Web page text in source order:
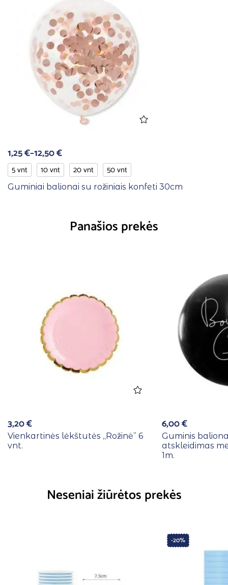
1,25€–12,50€
5 vnt 10 vnt 20 vnt 50 vnt
Guminiai balionai su rožiniais konfeti 30cm
Panašios prekės
3,20€
Vienkartinės lėkštutės ,,Rožinė” 6
vnt.
6,00€
Guminis
atskleidimas
1m.
Neseniai žiūrėtos prekės
-20%